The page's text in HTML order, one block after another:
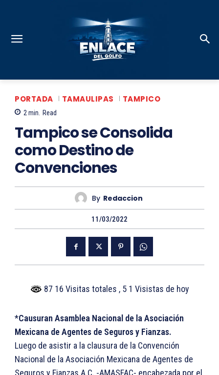
PORTADA TAMAULIPAS TAMPICO
2 min. Read
Tampico se Consolida
como Destino de
Convenciones
By Redaccion
11/03/2022
87 16 Visitas totales , 5 1 Visistas de hoy
*Causuran Asamblea Nacional de la Asociación
Mexicana de Agentes de Seguros y Fianzas.
Luego de asistir a la clausura de la Convención
Nacional de la Asociación Mexicana de Agentes de